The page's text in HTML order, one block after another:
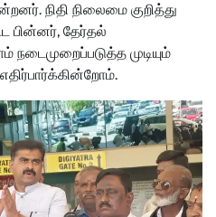
நிதி நிலைமை குறித்து
பின்னர், தேர்தல்
நடைமுறைப்படுத்த முடியும்